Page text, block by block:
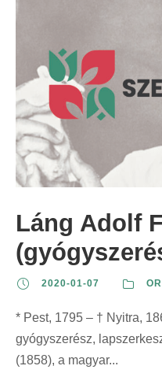
Láng Adolf
2020-01-07
* Pest, 1795 – † Nyitra,
gyógyszerész,
(1858), a magyar...